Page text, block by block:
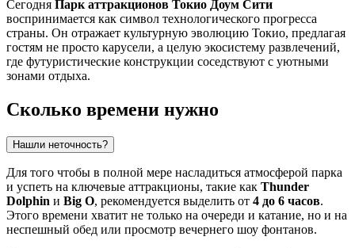
Сегодня Парк аттракционов Токио Доум Сити
воспринимается как символ технологического прогресса
страны. Он отражает культурную эволюцию Токио, предлагая
гостям не просто карусели, а целую экосистему развлечений,
где футуристические конструкции соседствуют с уютными
зонами отдыха.
Сколько времени нужно
Нашли неточность?
Для того чтобы в полной мере насладиться атмосферой парка
и успеть на ключевые аттракционы, такие как Thunder
Dolphin и Big O, рекомендуется выделить от 4 до 6 часов.
Этого времени хватит не только на очереди и катание, но и на
неспешный обед или просмотр вечернего шоу фонтанов.